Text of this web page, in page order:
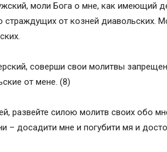
моли Бога о мне, как имеющий
страждущих от козней диавольских.
соверши свои молитвы
от мене. (8)
развейте силою молитв своих обо
– досадити мне и погубити мя и